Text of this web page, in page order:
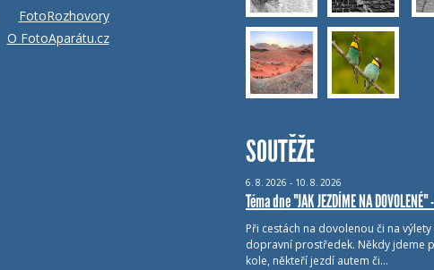
FotoRozhovory
O FotoAparátu.cz
SOUTĚŽE
6. 8. 2026 - 10. 8. 2026
Téma dne "JAK JEZDÍME NA
Při cestách na dovolenou či na
dopravní prostředek. Někdy jdeme
kole, někteří jezdí autem či…